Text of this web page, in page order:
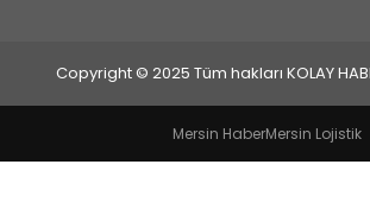
Copyright © 2025 Tüm hakları KOLAY
Mersin HaberMersin Lojistik